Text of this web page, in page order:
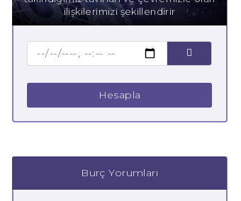
ilişkilerimizi şekillendirir
Hesapla
Burç Yorumları